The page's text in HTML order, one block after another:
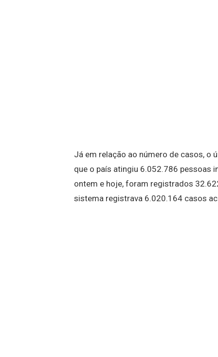
Já em relação ao número de casos,
que o país atingiu 6.052.786 pessoas
ontem e hoje, foram registrados
sistema registrava 6.020.164 casos